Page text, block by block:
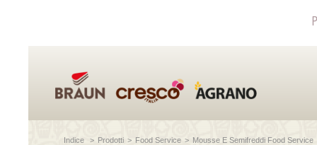
Indice > Prodotti > Food Service > Mousse E Semifreddi Food Service